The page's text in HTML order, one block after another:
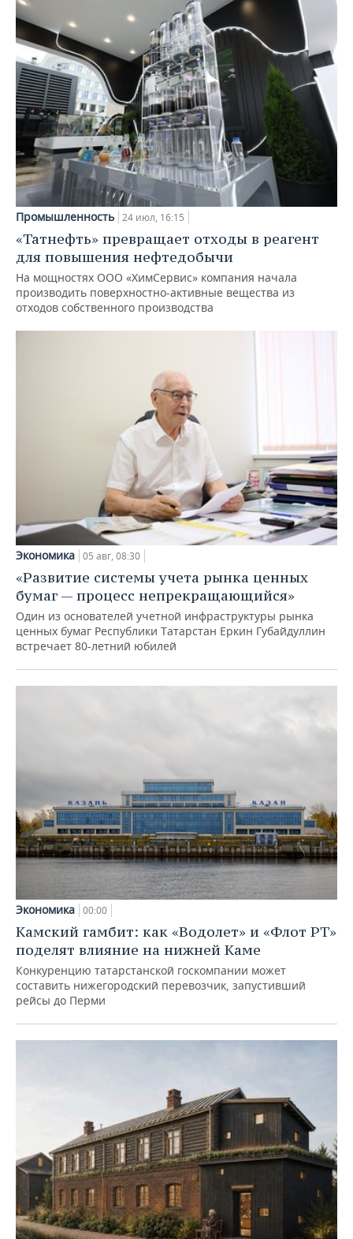
Промышленность 24 июл, 16:15
«Татнефть» превращает отходы в реагент
для повышения нефтедобычи
На мощностях ООО «ХимСервис» компания начала
производить поверхностно-активные вещества из
отходов собственного производства
Экономика 05 авг, 08:30
«Развитие системы учета рынка ценных
бумаг — процесс непрекращающийся»
Один из основателей учетной инфраструктуры рынка
ценных бумаг Республики Татарстан Еркин Губайдуллин
встречает 80-летний юбилей
Экономика 00:00
Камский гамбит: как «Водолет» и «Флот РТ»
поделят влияние на нижней Каме
Конкуренцию татарстанской госкомпании может
составить нижегородский перевозчик, запустивший
рейсы до Перми